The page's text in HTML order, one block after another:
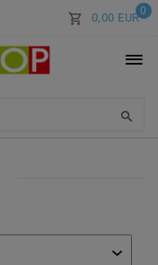
0
0,00 EUR